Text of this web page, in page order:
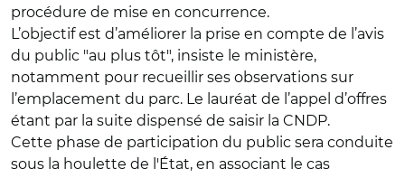
procédure de mise en concurrence.
L’objectif est d’améliorer la prise en compte de l’avis
du public "au plus tôt", insiste le ministère,
notamment pour recueillir ses observations sur
l’emplacement du parc. Le lauréat de l’appel d’offres
étant par la suite dispensé de saisir la CNDP.
Cette phase de participation du public sera conduite
sous la houlette de l'État, en associant le cas